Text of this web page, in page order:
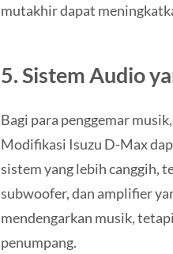
mutakhir dapat
5. Sistem Audio
Bagi para penggemar
Modifikasi Isuzu D-Max
sistem yang lebih canggih,
subwoofer, dan amplifier
mendengarkan musik,
penumpang.